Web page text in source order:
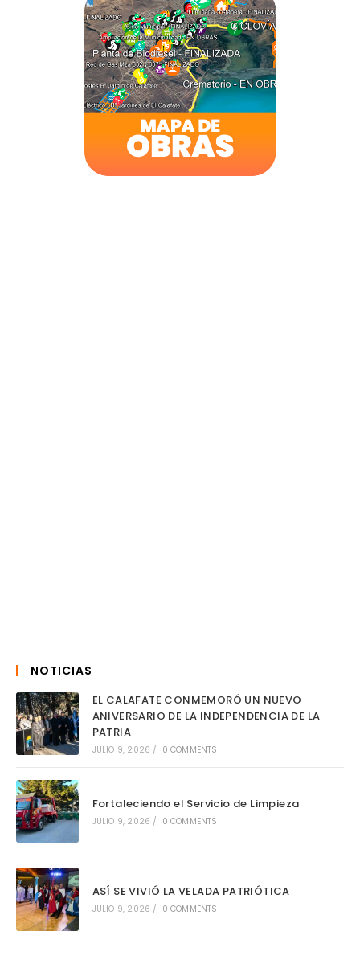
NOTICIAS
EL CALAFATE CONMEMORÓ UN NUEVO
ANIVERSARIO DE LA INDEPENDENCIA DE LA
PATRIA
JULIO 9, 2026 / 0 COMMENTS
Fortaleciendo el Servicio de Limpieza
JULIO 9, 2026 / 0 COMMENTS
ASÍ SE VIVIÓ LA VELADA PATRIÓTICA
JULIO 9, 2026 / 0 COMMENTS